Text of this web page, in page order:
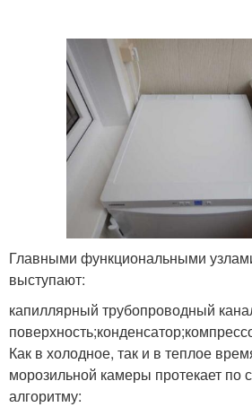
Главными функциональными
выступают:
капиллярный трубопроводный
Как в холодное, так и в теплое
морозильной камеры протекает по
алгоритму: